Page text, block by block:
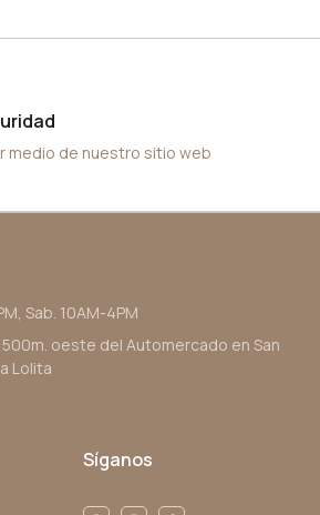
medio de nuestro sitio web
Sab. 10AM-4PM
oeste del Automercado en San
Lolita
Síganos